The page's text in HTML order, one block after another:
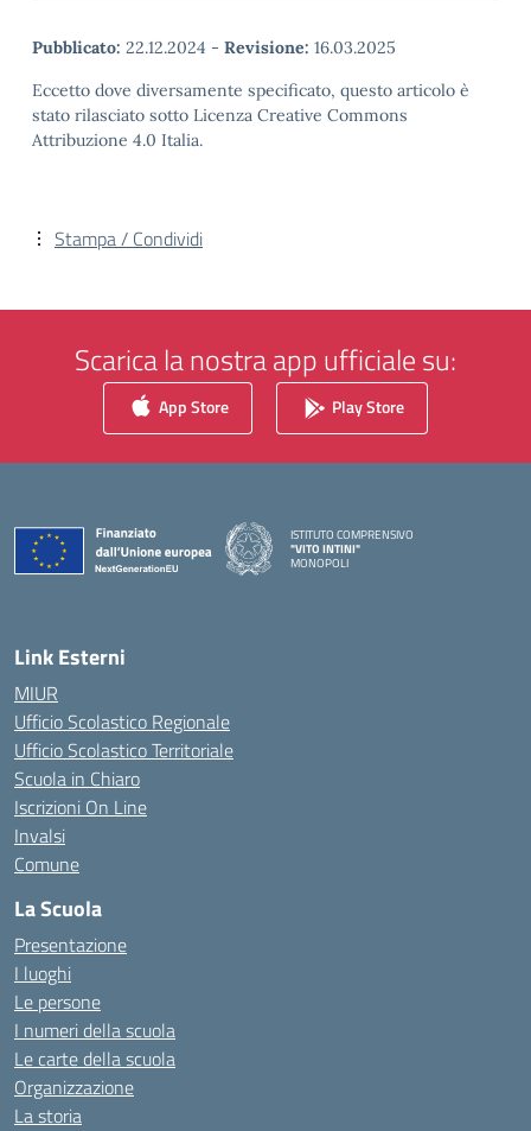
Pubblicato: 22.12.2024 - Revisione: 16.03.2025
Eccetto dove diversamente specificato, questo articolo è
stato rilasciato sotto Licenza Creative Commons
Attribuzione 4.0 Italia.
Stampa / Condividi
Scarica la nostra app ufficiale su:
App Store Play Store
ISTITUTO COMPRENSIVO
"VITO INTINI"
MONOPOLI
Link Esterni
MIUR
Ufficio Scolastico Regionale
Ufficio Scolastico Territoriale
Scuola in Chiaro
Iscrizioni On Line
Invalsi
Comune
La Scuola
Presentazione
I luoghi
Le persone
I numeri della scuola
Le carte della scuola
Organizzazione
La storia